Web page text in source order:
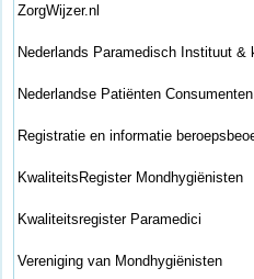
ZorgWijzer.nl
Nederlands Paramedisch Instituut &
Nederlandse Patiënten
Registratie en informatie
KwaliteitsRegister Mondhygiënisten
Kwaliteitsregister Paramedici
Vereniging van Mondhygiënisten